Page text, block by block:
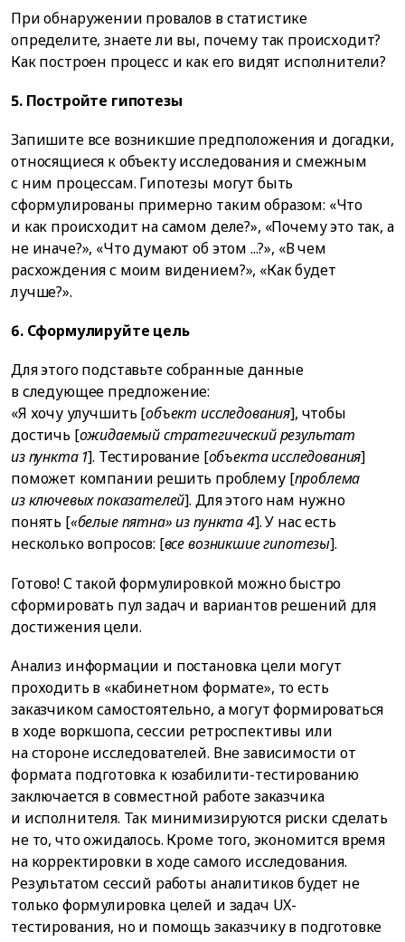
При обнаружении провалов в статистике
определите, знаете ли вы, почему так происходит?
Как построен процесс и как его видят исполнители?
5. Постройте гипотезы
Запишите все возникшие предположения и догадки,
относящиеся к объекту исследования и смежным
с ним процессам. Гипотезы могут быть
сформулированы примерно таким образом: «Что
и как происходит на самом деле?», «Почему это так, а
не иначе?», «Что думают об этом ...?», «В чем
расхождения с моим видением?», «Как будет
лучше?».
6. Сформулируйте цель
Для этого подставьте собранные данные
в следующее предложение:
«Я хочу улучшить [объект исследования], чтобы
достичь [ожидаемый стратегический результат
из пункта 1]. Тестирование [объекта исследования]
поможет компании решить проблему [проблема
из ключевых показателей]. Для этого нам нужно
понять [«белые пятна» из пункта 4]. У нас есть
несколько вопросов: [все возникшие гипотезы].
Готово! С такой формулировкой можно быстро
сформировать пул задач и вариантов решений для
достижения цели.
Анализ информации и постановка цели могут
проходить в «кабинетном формате», то есть
заказчиком самостоятельно, а могут формироваться
в ходе воркшопа, сессии ретроспективы или
на стороне исследователей. Вне зависимости от
формата подготовка к юзабилити-тестированию
заключается в совместной работе заказчика
и исполнителя. Так минимизируются риски сделать
не то, что ожидалось. Кроме того, экономится время
на корректировки в ходе самого исследования.
Результатом сессий работы аналитиков будет не
только формулировка целей и задач UX-
тестирования, но и помощь заказчику в подготовке